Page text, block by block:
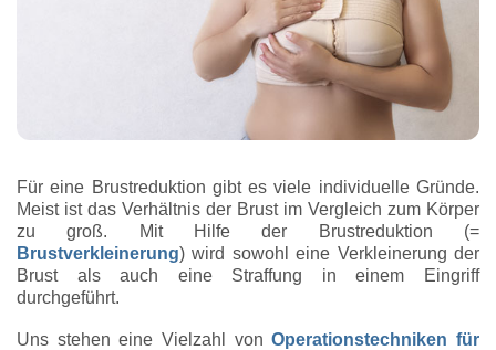
Für eine Brustreduktion gibt es viele individuelle Gründe.
Meist ist das Verhältnis der Brust im Vergleich zum Körper
zu groß. Mit Hilfe der Brustreduktion (=
Brustverkleinerung) wird sowohl eine Verkleinerung der
Brust als auch eine Straffung in einem Eingriff
durchgeführt.
Uns stehen eine Vielzahl vonOperationstechniken für